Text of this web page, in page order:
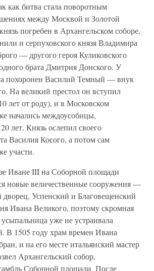
как битва стала поворотным
между Москвой и Золотой
погребен в Архангельском соборе,
и серпуховского князя Владимира
— другого героя Куликовского
брата Дмитрия Донского. У
похоронен Василий Темный — внук
На великий престол он вступил
лет от роду), и в Московском
начались междоусобицы,
лет. Князь ослепил своего
Василия Косого, а потом сам
участи.
Иване III на Соборной площади
новые величественные сооружения —
дворец, Успенский и Благовещенский
Ивана Великого, поэтому скромная
уже не устраивала
В 1505 году храм времен Ивана
и на его месте итальянский мастер
Архангельский собор,
Соборной площади. После